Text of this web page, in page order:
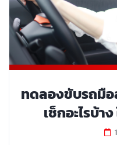
ทดลองขับรถมือ
เช็กอะไรบ้า